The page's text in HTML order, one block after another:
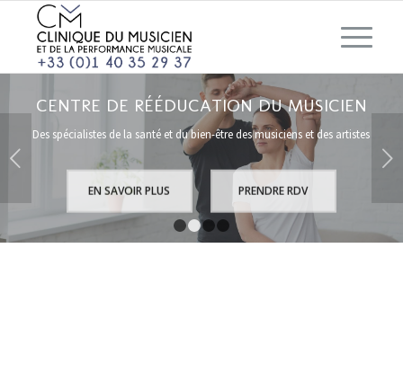
CENTRE DE RÉÉDUCATION DU MUSICIEN
Des spécialistes de la santé et du bien-être des musiciens et des artistes
EN SAVOIR PLUS PRENDRE RDV
Suivant
1 2 3 4